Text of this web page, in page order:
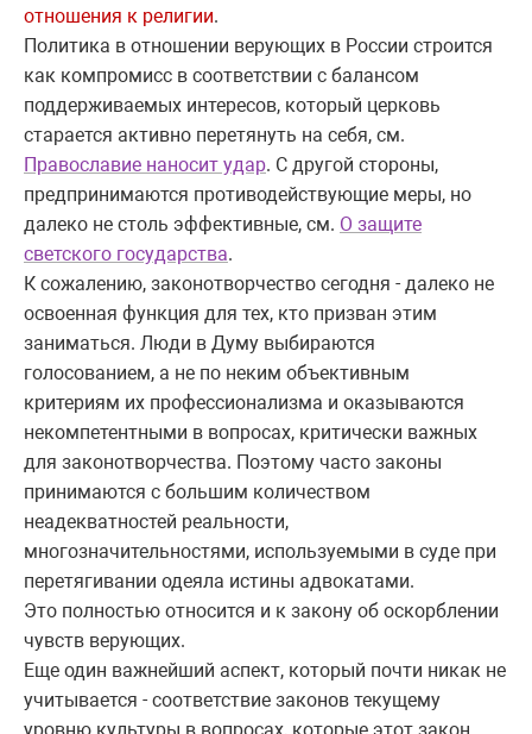
отношения к религии.
Политика в отношении верующих в России строится
как компромисс в соответствии с балансом
поддерживаемых интересов, который церковь
старается активно перетянуть на себя, см.
Православие наносит удар. С другой стороны,
предпринимаются противодействующие меры, но
далеко не столь эффективные, см. О защите
светского государства.
К сожалению, законотворчество сегодня - далеко не
освоенная функция для тех, кто призван этим
заниматься. Люди в Думу выбираются
голосованием, а не по неким объективным
критериям их профессионализма и оказываются
некомпетентными в вопросах, критически важных
для законотворчества. Поэтому часто законы
принимаются с большим количеством
неадекватностей реальности,
многозначительностями, используемыми в суде при
перетягивании одеяла истины адвокатами.
Это полностью относится и к закону об оскорблении
чувств верующих.
Еще один важнейший аспект, который почти никак не
учитывается - соответствие законов текущему